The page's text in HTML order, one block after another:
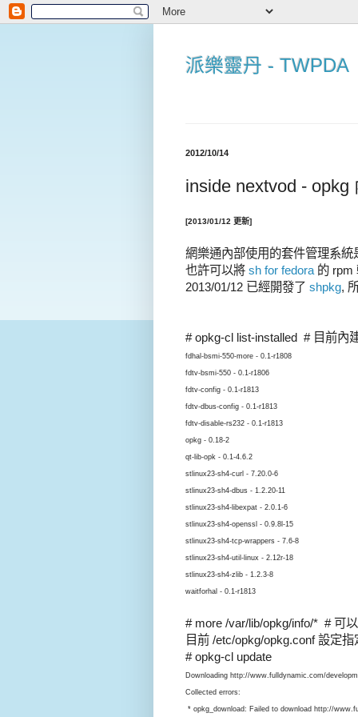
派樂靈丹 - TWPDA
2012/10/14
inside nextvod - opkg
[2013/01/12 更新]
網樂通內部使用的套件管理系
也許可以將 sh for fedora 的 rpm
2013/01/12 已經開發了 shpkg,
# opkg-cl list-installed # 目前內
fdhal-bsmi-550-more - 0.1-r1808
fdtv-bsmi-550 - 0.1-r1806
fdtv-config - 0.1-r1813
fdtv-dbus-config - 0.1-r1813
fdtv-disable-rs232 - 0.1-r1813
opkg - 0.18-2
qt-lib-opk - 0.1-4.6.2
stlinux23-sh4-curl - 7.20.0-6
stlinux23-sh4-dbus - 1.2.20-11
stlinux23-sh4-libexpat - 2.0.1-6
stlinux23-sh4-openssl - 0.9.8l-15
stlinux23-sh4-tcp-wrappers - 7.6-8
stlinux23-sh4-util-linux - 2.12r-18
stlinux23-sh4-zlib - 1.2.3-8
waitforhal - 0.1-r1813
# more /var/lib/opkg/info/* # 可
目前 /etc/opkg/opkg.conf 設定
# opkg-cl update
Downloading http://www.fulldynamic.com/
Collected errors:
* opkg_download: Failed to download http://